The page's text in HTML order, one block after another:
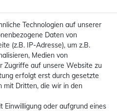
Technologien auf unserer
Daten von
(z.B. IP-Adresse), um z.B.
Medien von
Zugriffe auf unsere Website zu
erfolgt erst durch gesetzte
mit Dritten, die wir in den
Einwilligung oder aufgrund eines